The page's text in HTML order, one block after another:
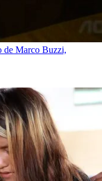
de Marco Buzzi,